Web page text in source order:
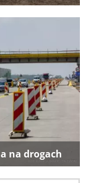
na drogach